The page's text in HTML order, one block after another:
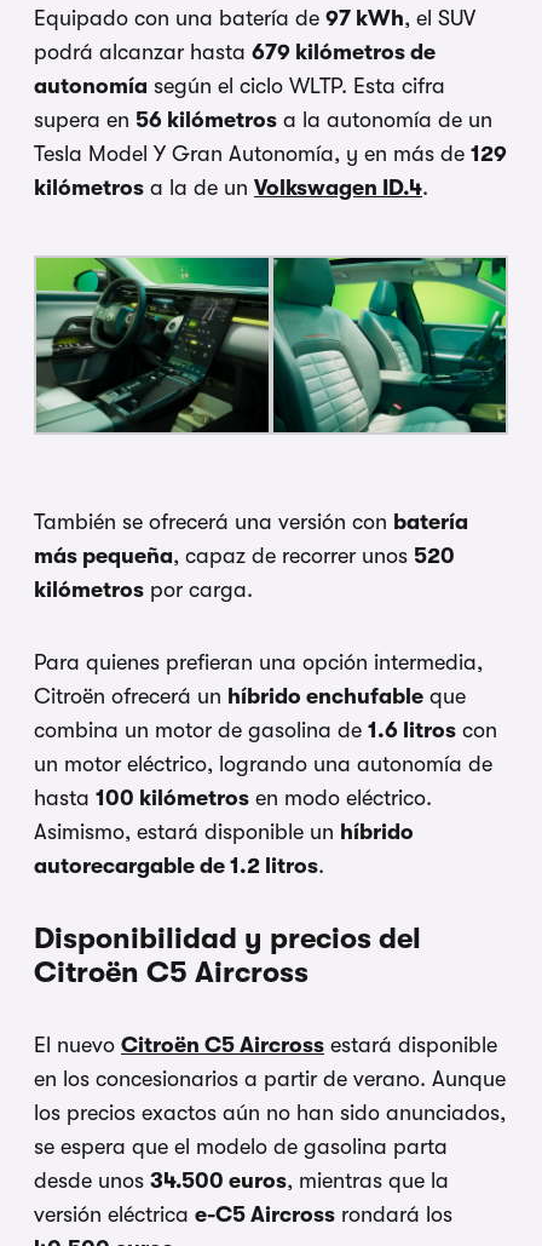
Equipado con una batería de 97 kWh, el SUV
podrá alcanzar hasta 679 kilómetros de
autonomía según el ciclo WLTP. Esta cifra
supera en 56 kilómetros a la autonomía de un
Tesla Model Y Gran Autonomía, y en más de 129
kilómetros a la de un Volkswagen ID.4.
También se ofrecerá una versión con batería
más pequeña, capaz de recorrer unos 520
kilómetros por carga.
Para quienes prefieran una opción intermedia,
Citroën ofrecerá un híbrido enchufable que
combina un motor de gasolina de 1.6 litros con
un motor eléctrico, logrando una autonomía de
hasta 100 kilómetros en modo eléctrico.
Asimismo, estará disponible un híbrido
autorecargable de 1.2 litros.
Disponibilidad y precios del
Citroën C5 Aircross
El nuevo Citroën C5 Aircross estará disponible
en los concesionarios a partir de verano. Aunque
los precios exactos aún no han sido anunciados,
se espera que el modelo de gasolina parta
desde unos 34.500 euros, mientras que la
versión eléctrica e-C5 Aircross rondará los